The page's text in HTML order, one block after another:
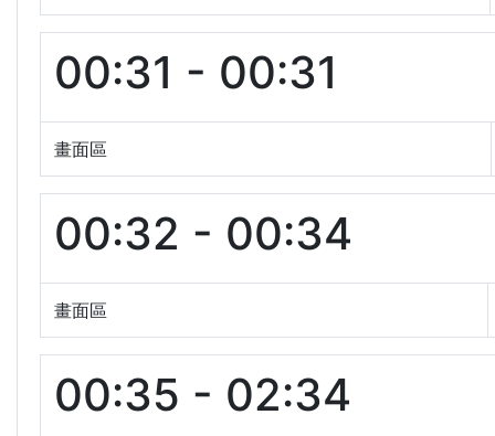
00:31 - 00:31
畫面區
00:32 - 00:34
畫面區
00:35 - 02:34